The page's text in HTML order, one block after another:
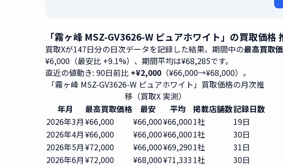
「霧ヶ峰 MSZ-GV3626-W ピュアホワイト」の買取価格
買取Xが147日分の日次データを記録した結果、期間中の最高買取
¥6,000（最安比 +9.1%）、期間平均は¥68,285です。
直近の値動き: 90日前比 +¥2,000 （¥66,000→¥68,000）。
「霧ヶ峰 MSZ-GV3626-W ピュアホワイト」買取価格の月次推
移（買取X 実測）
年月
最高買取価格 最安 平均 掲載店舗数記録日数
2026年3月¥66,000 ¥66,000¥66,0001社
19日
2026年4月¥66,000 ¥66,000¥66,0001社
30日
2026年5月¥72,000 ¥66,000¥69,2901社
31日
2026年6月¥72,000 ¥68,000¥71,3331社
30日